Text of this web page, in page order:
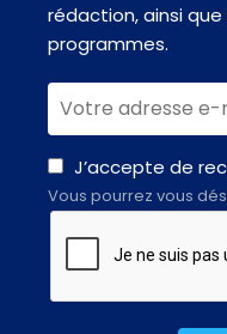
rédaction, ainsi
programmes.
J’accepte de
Vous pourrez vous